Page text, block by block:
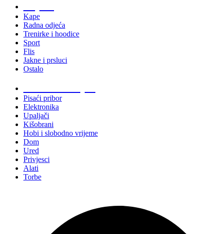
Kape
Radna odjeća
Trenirke i hoodice
Sport
Flis
Jakne i prsluci
Ostalo
Pisaći pribor
Elektronika
Upaljači
Kišobrani
Hobi i slobodno vrijeme
Dom
Ured
Privjesci
Alati
Torbe